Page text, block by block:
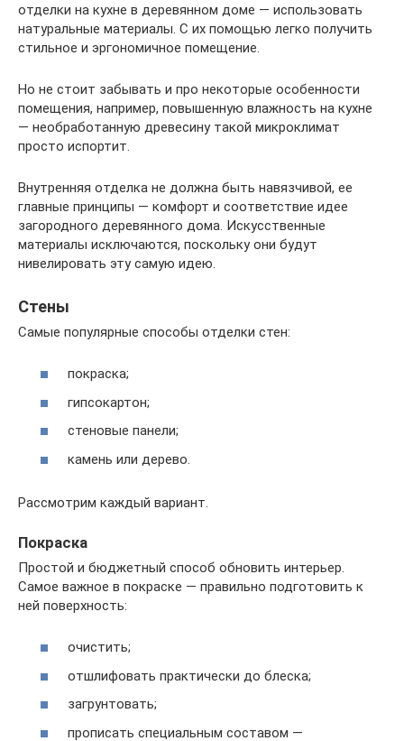
отделки на кухне в деревянном доме — использовать
натуральные материалы. С их помощью легко получить
стильное и эргономичное помещение.
Но не стоит забывать и про некоторые особенности
помещения, например, повышенную влажность на кухне
— необработанную древесину такой микроклимат
просто испортит.
Внутренняя отделка не должна быть навязчивой, ее
главные принципы — комфорт и соответствие идее
загородного деревянного дома. Искусственные
материалы исключаются, поскольку они будут
нивелировать эту самую идею.
Стены
Самые популярные способы отделки стен:
покраска;
гипсокартон;
стеновые панели;
камень или дерево.
Рассмотрим каждый вариант.
Покраска
Простой и бюджетный способ обновить интерьер.
Самое важное в покраске — правильно подготовить к
ней поверхность:
очистить;
отшлифовать практически до блеска;
загрунтовать;
прописать специальным составом —